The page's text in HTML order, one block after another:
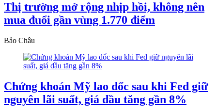
Thị trường mở rộng nhịp hồi, không nên
mua đuổi gần vùng 1.770 điểm
Bảo Châu
Chứng khoán Mỹ lao dốc sau khi Fed giữ
nguyên lãi suất, giá dầu tăng gần 8%